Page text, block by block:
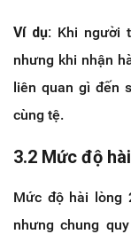
Ví dụ: Khi người
nhưng khi nhận
liên quan gì đến
cùng tệ.
3.2 Mức độ
Mức độ hài lòng
nhưng chung